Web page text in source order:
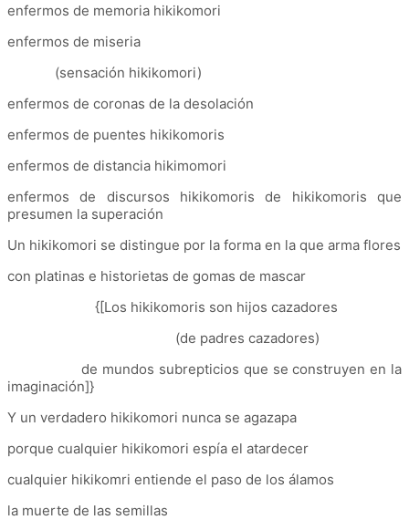
enfermos de memoria hikikomori
enfermos de miseria
(sensación hikikomori)
enfermos de coronas de la desolación
enfermos de puentes hikikomoris
enfermos de distancia hikimomori
enfermos de discursos hikikomoris de hikikomoris que
presumen la superación
Un hikikomori se distingue por la forma en la que arma flores
con platinas e historietas de gomas de mascar
{[Los hikikomoris son hijos cazadores
(de padres cazadores)
de mundos subrepticios que se construyen en la
imaginación]}
Y un verdadero hikikomori nunca se agazapa
porque cualquier hikikomori espía el atardecer
cualquier hikikomri entiende el paso de los álamos
la muerte de las semillas